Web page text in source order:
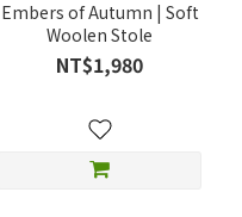
Embers of Autumn | Soft
Woolen Stole
NT$1,980